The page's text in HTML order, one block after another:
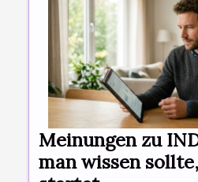
Meinungen zu
man wissen